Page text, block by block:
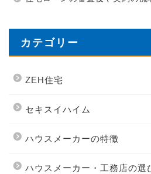
カテゴリー
ZEH住宅
セキスイハイム
ハウスメーカーの特徴
ハウスメーカー・工務店の選